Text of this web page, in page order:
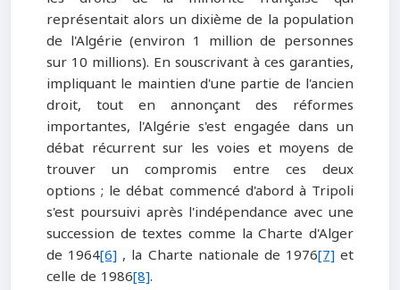
représentait alors un dixième de la population
de l'Algérie (environ 1 million de personnes
sur 10 millions). En souscrivant à ces garanties,
impliquant le maintien d'une partie de l'ancien
droit, tout en annonçant des réformes
importantes, l'Algérie s'est engagée dans un
débat récurrent sur les voies et moyens de
trouver un compromis entre ces deux
options ; le débat commencé d'abord à Tripoli
s'est poursuivi après l'indépendance avec une
succession de textes comme la Charte d'Alger
de 1964[6], la Charte nationale de 1976[7]et
celle de 1986[8].